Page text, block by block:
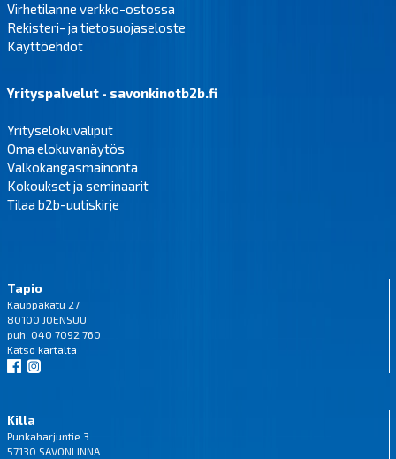
Virhetilanne verkko-ostossa
Rekisteri- ja tietosuojaseloste
Käyttöehdot
Yrityspalvelut - savonkinotb2b.fi
Yrityselokuvaliput
Oma elokuvanäytös
Valkokangasmainonta
Kokoukset ja seminaarit
Tilaa b2b-uutiskirje
Tapio
Kauppakatu 27
80100 JOENSUU
puh. 040 7092 760
Katso kartalta
Killa
Punkaharjuntie 3
57130 SAVONLINNA